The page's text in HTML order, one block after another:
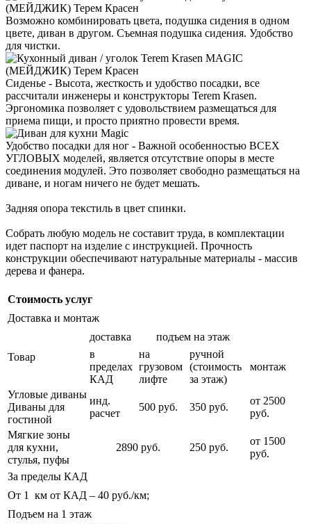
Возможно комбинировать цвета, подушка сидения в одном
цвете, диван в другом. Съемная подушка сидения. Удобство
для чистки.
Сиденье - Высота, жесткость и удобство посадки, все
рассчитали инженеры и конструкторы Terem Krasen.
Эргономика позволяет с удовольствием размещаться для
приема пищи, и просто приятно провести время.
Удобство посадки для ног - Важной особенностью ВСЕХ
УГЛОВЫХ моделей, является отсутствие опоры в месте
соединения модулей. Это позволяет свободно размещаться на
диване, и ногам ничего не будет мешать.
Задняя опора текстиль в цвет спинки.
Собрать любую модель не составит труда, в комплектации
идет паспорт на изделие с инструкцией. Прочность
конструкции обеспечивают натуральные материалы - массив
дерева и фанера.
Стоимость услуг
Доставка и монтаж
Товар
доставка
подъем на этаж
в
пределах
КАД
на
грузовом
лифте
ручной
(стоимость
за этаж)
монтаж
Угловые диваны
Диваны для
гостиной
инд.
расчет
500 руб. 350 руб.
от 2500
руб.
Мягкие зоны
для кухни,
стулья, пуфы
2890 руб. 250 руб.
от 1500
руб.
За пределы КАД
От 1 км от КАД – 40 руб./км;
Подъем на 1 этаж